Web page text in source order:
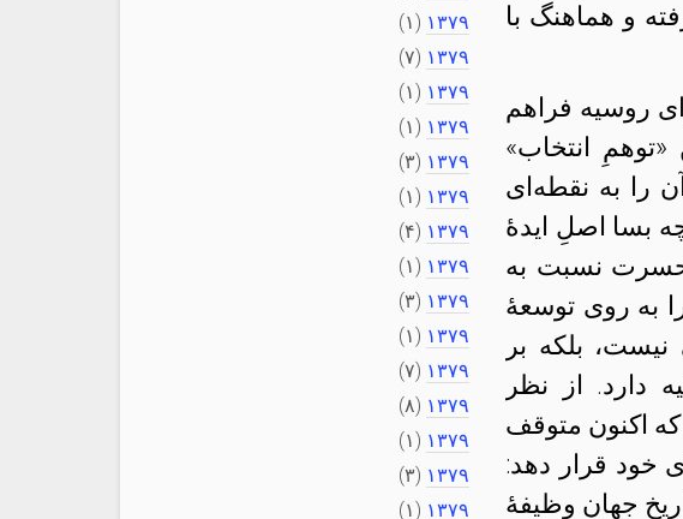
و هماهنگ با
روسیه فراهم
انتخاب»
را به نقطه‌ای
بسا اصلِ ایدهٔ
حسرت نسبت به
به روی توسعهٔ
بلکه بر
دارد. از نظر
اکنون متوقف
خود قرار دهد:
جهان وظیفهٔ
۱۳۷۹ (۱)
۱۳۷۹ (۷)
۱۳۷۹ (۱)
۱۳۷۹ (۱)
۱۳۷۹ (۳)
۱۳۷۹ (۱)
۱۳۷۹ (۴)
۱۳۷۹ (۱)
۱۳۷۹ (۳)
۱۳۷۹ (۱)
۱۳۷۹ (۷)
۱۳۷۹ (۸)
۱۳۷۹ (۱)
۱۳۷۹ (۳)
۱۳۷۹ (۱)